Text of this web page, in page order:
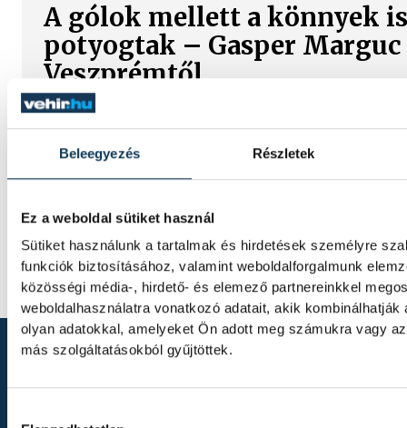
Beleegyezés Részletek
Ez a weboldal sütiket használ
Sütiket használunk a tartalmak és hirdetések személyre
funkciók biztosításához, valamint weboldalforgalmunk
közösségi média-, hirdető- és elemező partnereinkkel
weboldalhasználatra vonatkozó adatait, akik kombinálhatják
olyan adatokkal, amelyeket Ön adott meg számukra vagy
más szolgáltatásokból gyűjtöttek.
A gólok mellett a könnyek
potyogtak – Gasper
Veszprémtől
Érzelmekben és gólokban gazdag
idénybeli első hazai mérkőzésén
RK Celje ellen, az est azonban Gasper
marad örökre emlékezetes. A szlovén
utoljára öltötte magára a bakonyiak 24-es
klub örökre visszavonultatott.